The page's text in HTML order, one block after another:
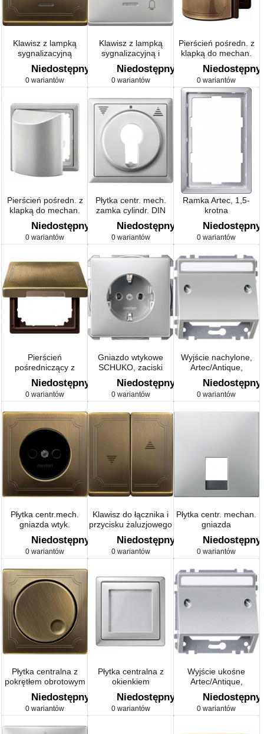
Klawisz z lampką
sygnalizacyjną
Artec/Antique
Niedostępny
0 wariantów
Klawisz z lampką
sygnalizacyjną i
oznaczeniem
Artec/Antique
Niedostępny
0 wariantów
Pierścień pośredn. z
klapką do mechan.
kombin. DIN
Artec/Antique
Niedostępny
0 wariantów
Pierścień pośredn. z
klapką do mechan.
DIN Artec/Antique
Niedostępny
0 wariantów
Płytka centr. mech.
zamka cylindr. DIN
łącz. Żaluz.
Artec/Antique
Niedostępny
0 wariantów
Ramka Artec, 1,5-
krotna
Niedostępny
0 wariantów
Pierścień
pośredniczący z
klapką Artec/Antique
Niedostępny
0 wariantów
Gniazdo wtykowe
SCHUKO, zaciski
śrubowe Artec/Antique
Niedostępny
0 wariantów
Wyjście nachylone,
Artec/Antique,
Aquadesign
Niedostępny
0 wariantów
Płytka centr.mech.
gniazda wtyk.
b.uziem., przesł.
Artec/Antique
Niedostępny
0 wariantów
Klawisz do łącznika i
przycisku żaluzjowego
Artec/Antique
Niedostępny
0 wariantów
Płytka centr. mechan.
gniazda
telefonicznego
RJ11/RJ12, stal,
Artec/Antique
Niedostępny
0 wariantów
Płytka centralna z
pokrętłem obrotowym
Artec/Antique
Niedostępny
0 wariantów
Płytka centralna z
okienkiem
Artec/Antique
Niedostępny
0 wariantów
Wyjście ukośne
Artec/Antique,
Aquadesign
Niedostępny
0 wariantów